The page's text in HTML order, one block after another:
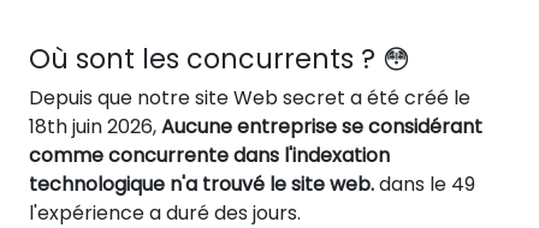
Où sont les concurrents ? 😳
Depuis que notre site Web secret a été créé le
18th juin 2026,Aucune entreprise se considérant
comme concurrente dans l'indexation
technologique n'a trouvé le site web.dans le 49
l'expérience a duré des jours.